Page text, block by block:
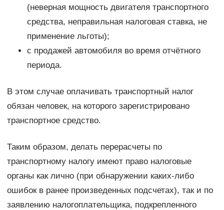
(неверная мощность двигателя транспортного
средства, неправильная налоговая ставка, не
применение льготы);
с продажей автомобиля во время отчётного
периода.
В этом случае оплачивать транспортный налог
обязан человек, на которого зарегистрировано
транспортное средство.
Таким образом, делать перерасчеты по
транспортному налогу имеют право налоговые
органы как лично (при обнаружении каких-либо
ошибок в ранее произведенных подсчетах), так и по
заявлению налогоплательщика, подкрепленного